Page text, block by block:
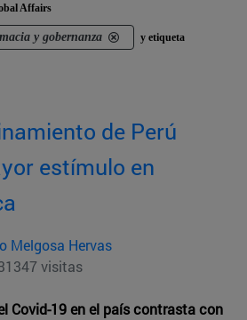
Affairs
y gobernanza y etiqueta
de Perú
estímulo en
Melgosa Hervas
visitas
Covid-19 en el país contrasta con